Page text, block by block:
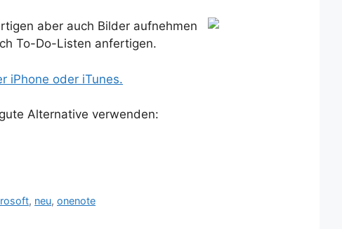
aber auch Bilder aufnehmen
To-Do-Listen anfertigen.
iPhone oder iTunes.
Alternative verwenden:
, neu,onenote